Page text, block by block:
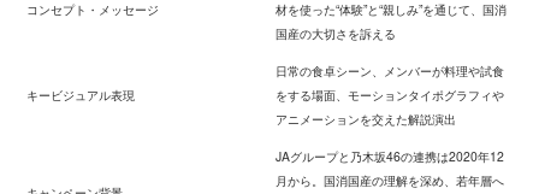
コンセプト・メッセージ
材を使った“体験”と“親しみ”を通じて、国消
国産の大切さを訴える
キービジュアル表現
日常の食卓シーン、メンバーが料理や試食
をする場面、モーションタイポグラフィや
アニメーションを交えた解説演出
JAグループと乃木坂46の連携は2020年12
月から。国消国産の理解を深め、若年層へ